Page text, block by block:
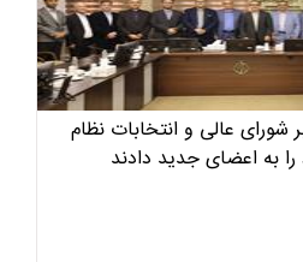
شورای عالی و انتخابات نظام
به اعضای جدید دادند